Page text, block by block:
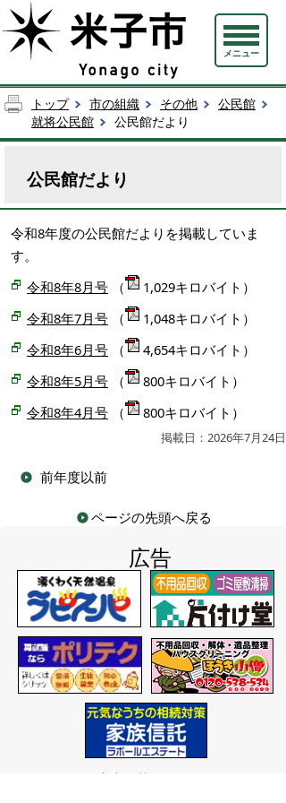
メニュー
トップ 市の組織 その他
公民館
就将公民館
公民館だより
公民館だより
令和8年度の公民館だよりを掲載していま
す。
令和8年8月号 （
1,029キロバイト）
令和8年7月号 （
1,048キロバイト）
令和8年6月号 （
4,654キロバイト）
令和8年5月号 （
800キロバイト）
令和8年4月号 （ 800キロバイト）
掲載日：2026年7月24日
前年度以前
ページの先頭へ戻る
広告
バナー広告を募集しています